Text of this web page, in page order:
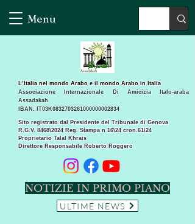
Menu
Sito registrato dal Presidente del Tribunale di Genova
R.G.V. 8468\2024 Reg. Stampa n 16\24 cron.61\24 ​
Proprietario Talal Khrais
Direttore Responsabile Roberto Roggero
L’Italia nel mondo Arabo e il mondo Arabo in Italia
Associazione Internazionale Di Amicizia Italo-araba
Assadakah
IBAN: IT03K0832703261000000002834
NOTIZIE IN PRIMO PIANO
ULTIME NEWS